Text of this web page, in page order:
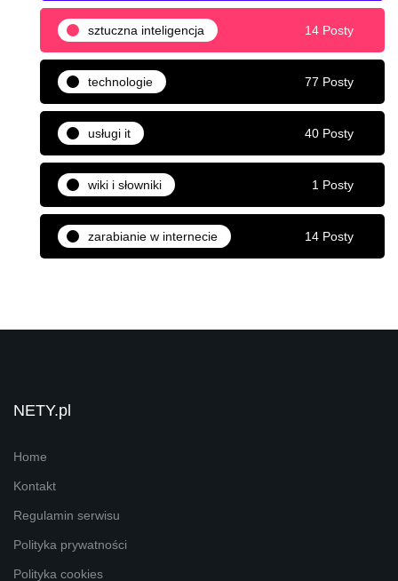
sztuczna inteligencja 14 Posty
technologie 77 Posty
usługi it 40 Posty
wiki i słowniki 1 Posty
zarabianie w internecie 14 Posty
NETY.pl
Home
Kontakt
Regulamin serwisu
Polityka prywatności
Polityka cookies